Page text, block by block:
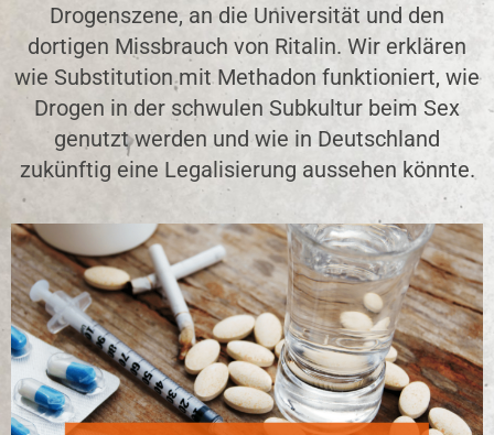
Drogenszene, an die Universität und den
dortigen Missbrauch von Ritalin. Wir erklären
wie Substitution mit Methadon funktioniert, wie
Drogen in der schwulen Subkultur beim Sex
genutzt werden und wie in Deutschland
zukünftig eine Legalisierung aussehen könnte.